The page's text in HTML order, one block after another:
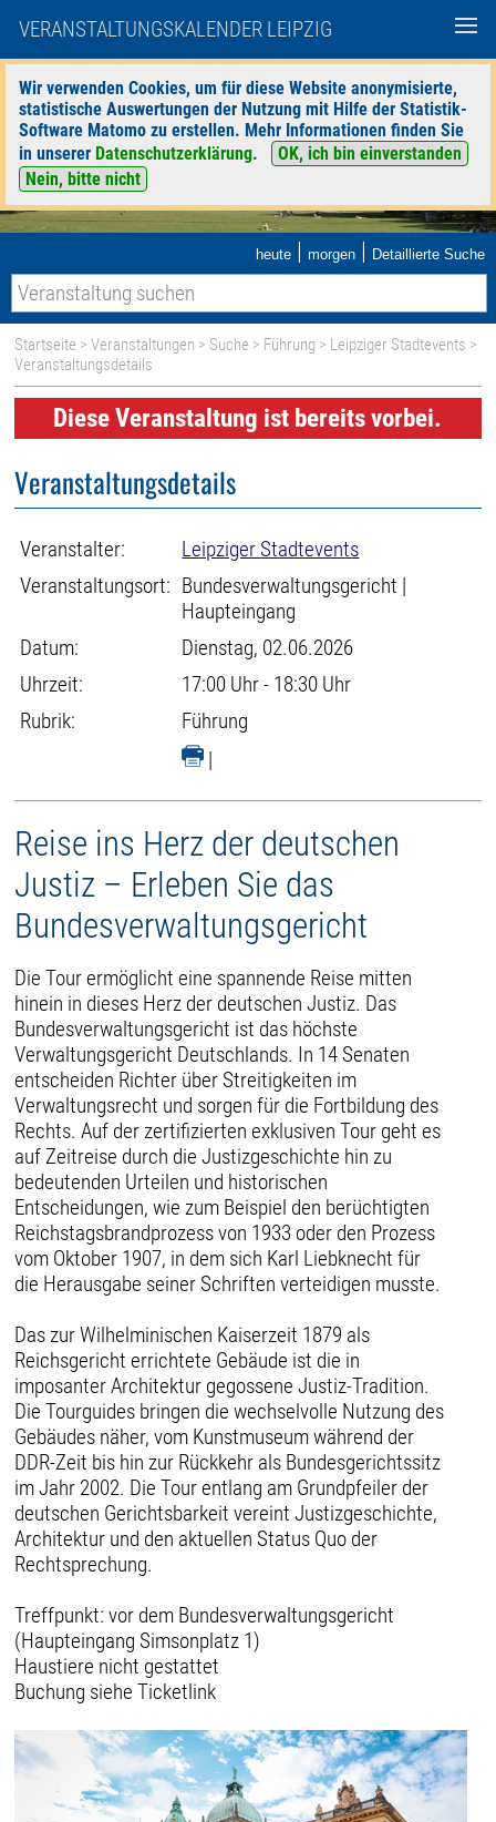
VERANSTALTUNGSKALENDER LEIPZIG
Wir verwenden Cookies, um für diese Website anonymisierte,
statistische Auswertungen der Nutzung mit Hilfe der Statistik-
Software Matomo zu erstellen. Mehr Informationen finden Sie
in unserer Datenschutzerklärung.
OK, ich bin einverstanden
Nein, bitte nicht
heute | morgen | Detaillierte Suche
Startseite >Veranstaltungen > Suche > Führung > Leipziger Stadtevents >
Veranstaltungsdetails
Diese Veranstaltung ist bereits vorbei.
Veranstaltungsdetails
Veranstalter:
Leipziger Stadtevents
Veranstaltungsort: Bundesverwaltungsgericht |
Haupteingang
Datum:
Dienstag, 02.06.2026
Uhrzeit:
17:00 Uhr - 18:30 Uhr
Rubrik:
Führung
|
Reise ins Herz der deutschen
Justiz – Erleben Sie das
Bundesverwaltungsgericht
Die Tour ermöglicht eine spannende Reise mitten
hinein in dieses Herz der deutschen Justiz. Das
Bundesverwaltungsgericht ist das höchste
Verwaltungsgericht Deutschlands. In 14 Senaten
entscheiden Richter über Streitigkeiten im
Verwaltungsrecht und sorgen für die Fortbildung des
Rechts. Auf der zertifizierten exklusiven Tour geht es
auf Zeitreise durch die Justizgeschichte hin zu
bedeutenden Urteilen und historischen
Entscheidungen, wie zum Beispiel den berüchtigten
Reichstagsbrandprozess von 1933 oder den Prozess
vom Oktober 1907, in dem sich Karl Liebknecht für
die Herausgabe seiner Schriften verteidigen musste.
Das zur Wilhelminischen Kaiserzeit 1879 als
Reichsgericht errichtete Gebäude ist die in
imposanter Architektur gegossene Justiz-Tradition.
Die Tourguides bringen die wechselvolle Nutzung des
Gebäudes näher, vom Kunstmuseum während der
DDR-Zeit bis hin zur Rückkehr als Bundesgerichtssitz
im Jahr 2002. Die Tour entlang am Grundpfeiler der
deutschen Gerichtsbarkeit vereint Justizgeschichte,
Architektur und den aktuellen Status Quo der
Rechtsprechung.
Treffpunkt: vor dem Bundesverwaltungsgericht
(Haupteingang Simsonplatz 1)
Haustiere nicht gestattet
Buchung siehe Ticketlink